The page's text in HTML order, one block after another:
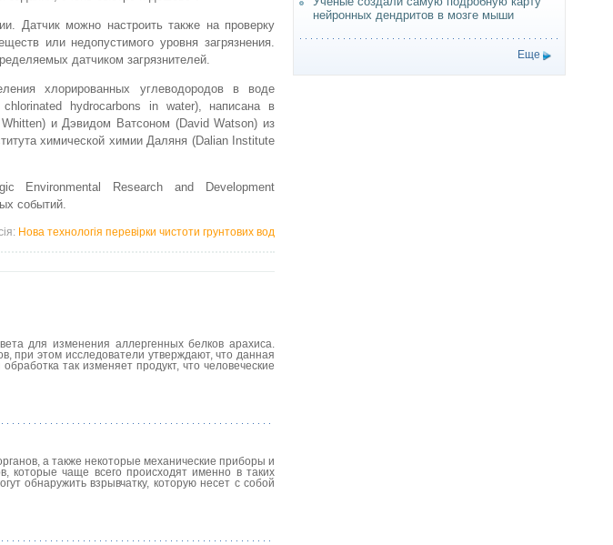
Датчик можно настроить также на проверку
или недопустимого уровня загрязнения.
датчиком загрязнителей.
хлорированных углеводородов в воде
hydrocarbons in water), написана в
и Дэвидом Ватсоном (David Watson) из
химической химии Даляня (Dalian Institute
Environmental Research and Development
событий.
Нова технологія перевірки чистоти грунтових вод
для изменения аллергенных белков арахиса.
при этом исследователи утверждают, что данная
так изменяет продукт, что человеческие
а также некоторые механические приборы и
которые чаще всего происходят именно в таких
обнаружить взрывчатку, которую несет с собой
нейронных дендритов в мозге мыши
Еще